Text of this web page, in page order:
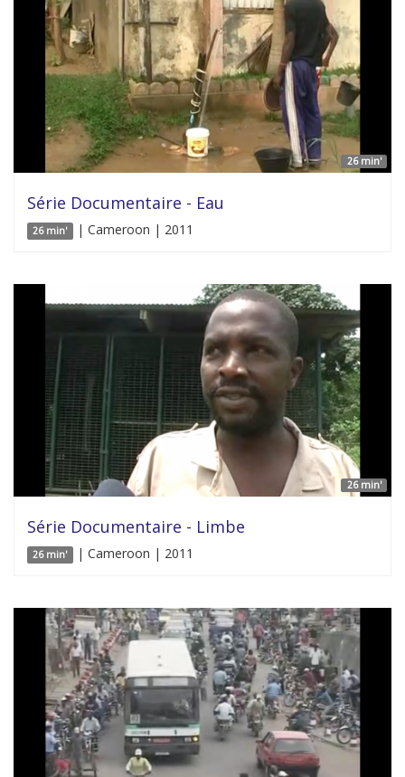
26 min'
Série Documentaire - Eau
26 min' | Cameroon | 2011
26 min'
Série Documentaire - Limbe
26 min' | Cameroon | 2011